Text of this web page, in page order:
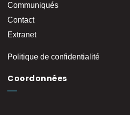
Communiqués
Contact
Extranet
Politique de confidentialité
Coordonnées